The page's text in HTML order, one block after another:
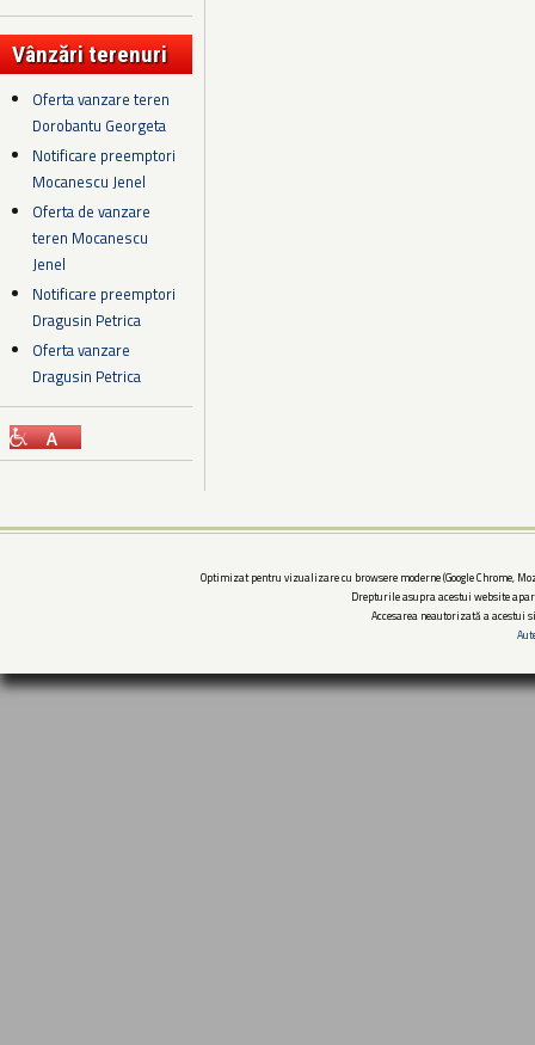
Vânzări terenuri
Oferta vanzare teren
Dorobantu Georgeta
Notificare preemptori
Mocanescu Jenel
Oferta de vanzare
teren Mocanescu
Jenel
Notificare preemptori
Dragusin Petrica
Oferta vanzare
Dragusin Petrica
Optimizat pentru vizualizare cu browsere moderne (Google Chrome,
Drepturile asupra acestui website
Accesarea neautorizată a acestui